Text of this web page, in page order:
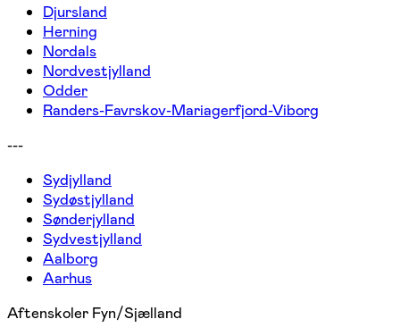
Djursland
Herning
Nordals
Nordvestjylland
Odder
Randers-Favrskov-Mariagerfjord-Viborg
---
Sydjylland
Sydøstjylland
Sønderjylland
Sydvestjylland
Aalborg
Aarhus
Aftenskoler Fyn/Sjælland